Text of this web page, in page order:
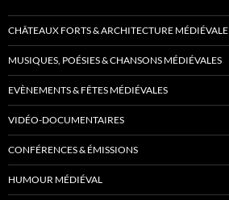
CHÂTEAUX FORTS & ARCHITECTURE MÉDIÉVALE
MUSIQUES, POÉSIES & CHANSONS MÉDIÉVALES
EVÈNEMENTS & FÊTES MÉDIÉVALES
VIDÉO-DOCUMENTAIRES
CONFÉRENCES & ÉMISSIONS
HUMOUR MÉDIÉVAL